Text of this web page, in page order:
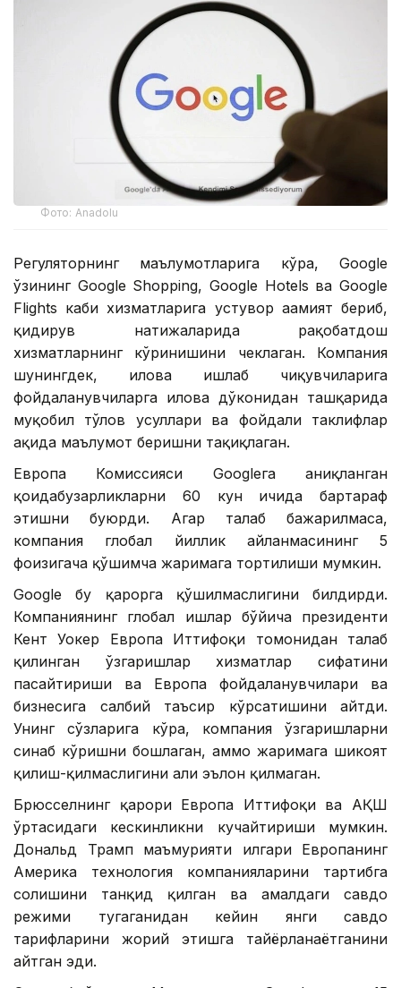
Фото: Аnadolu
Регуляторнинг маълумотларига кўра, Google
ўзининг Google Shopping, Google Hotels ва Google
Flights каби хизматларига устувор аҳамият бериб,
қидирув натижаларида рақобатдош
хизматларнинг кўринишини чеклаган. Компания
шунингдек, илова ишлаб чиқувчиларига
фойдаланувчиларга илова дўконидан ташқарида
муқобил тўлов усуллари ва фойдали таклифлар
ҳақида маълумот беришни тақиқлаган.
Европа Комиссияси Googleга аниқланган
қоидабузарликларни 60 кун ичида бартараф
этишни буюрди. Агар талаб бажарилмаса,
компания глобал йиллик айланмасининг 5
фоизигача қўшимча жаримага тортилиши мумкин.
Google бу қарорга қўшилмаслигини билдирди.
Компаниянинг глобал ишлар бўйича президенти
Кент Уокер Европа Иттифоқи томонидан талаб
қилинган ўзгаришлар хизматлар сифатини
пасайтириши ва Европа фойдаланувчилари ва
бизнесига салбий таъсир кўрсатишини айтди.
Унинг сўзларига кўра, компания ўзгаришларни
синаб кўришни бошлаган, аммо жаримага шикоят
қилиш-қилмаслигини ҳали эълон қилмаган.
Брюсселнинг қарори Европа Иттифоқи ва АҚШ
ўртасидаги кескинликни кучайтириши мумкин.
Дональд Трамп маъмурияти илгари Европанинг
Америка технология компанияларини тартибга
солишини танқид қилган ва амалдаги савдо
режими тугаганидан кейин янги савдо
тарифларини жорий этишга тайёрланаётганини
айтган эди.